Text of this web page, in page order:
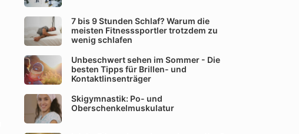
7 bis 9 Stunden Schlaf? Warum die
meisten Fitnesssportler trotzdem zu
wenig schlafen
Unbeschwert sehen im Sommer - Die
besten Tipps für Brillen- und
Kontaktlinsenträger
Skigymnastik: Po- und
Oberschenkelmuskulatur